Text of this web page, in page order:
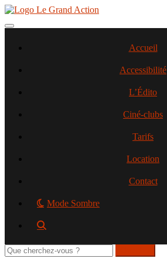
Aller
contenu
Toggle navigation
Accueil
Accessibilité
L’Édito
Ciné-clubs
Tarifs
Location
Contact
Mode Sombre
Rechercher
sur